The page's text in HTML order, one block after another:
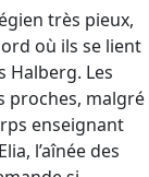
très pieux,
où ils se lient
Halberg. Les
proches, malgré
enseignant
l’aînée des